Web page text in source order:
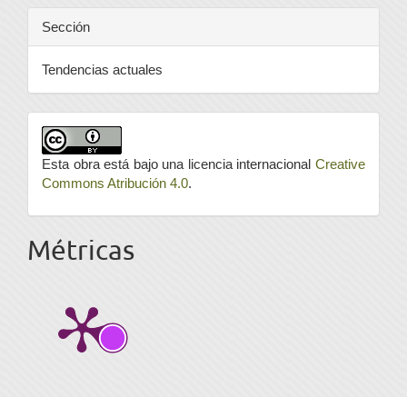
Sección
Tendencias actuales
Esta obra está bajo una licencia internacional Creative
Commons Atribución 4.0.
Métricas